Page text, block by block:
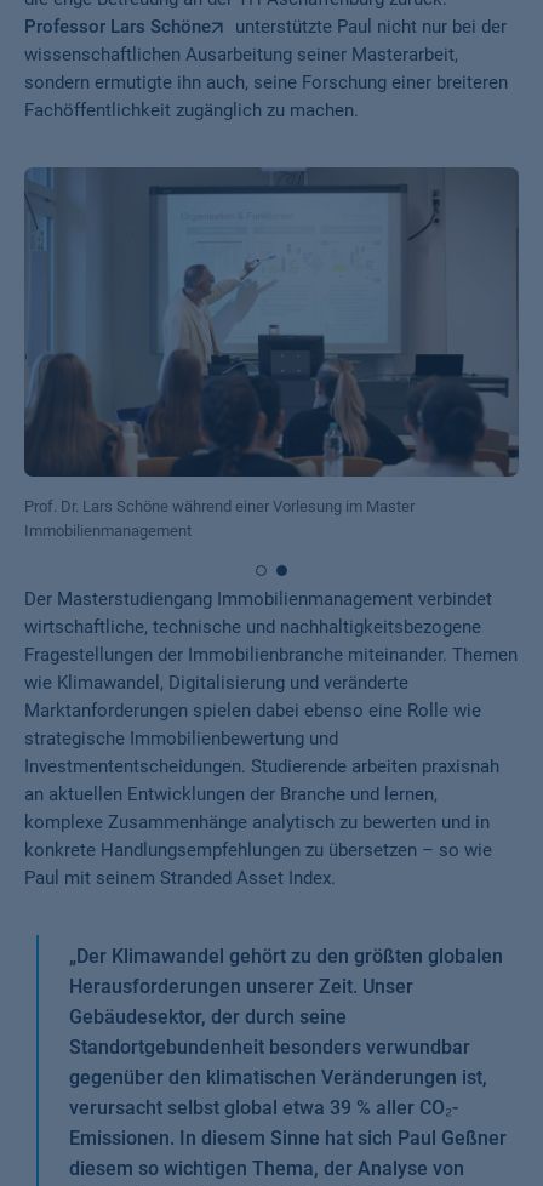
Professor Lars Schöne
unterstützte Paul nicht nur bei der
wissenschaftlichen Ausarbeitung seiner Masterarbeit,
sondern ermutigte ihn auch, seine Forschung einer breiteren
Fachöffentlichkeit zugänglich zu machen.
Prof. Dr. Lars Schöne während einer Vorlesung im Master
Immobilienmanagement
Der Masterstudiengang Immobilienmanagement verbindet
wirtschaftliche, technische und nachhaltigkeitsbezogene
Fragestellungen der Immobilienbranche miteinander. Themen
wie Klimawandel, Digitalisierung und veränderte
Marktanforderungen spielen dabei ebenso eine Rolle wie
strategische Immobilienbewertung und
Investmententscheidungen. Studierende arbeiten praxisnah
an aktuellen Entwicklungen der Branche und lernen,
komplexe Zusammenhänge analytisch zu bewerten und in
konkrete Handlungsempfehlungen zu übersetzen – so wie
Paul mit seinem Stranded Asset Index.
„Der Klimawandel gehört zu den größten globalen
Herausforderungen unserer Zeit. Unser
Gebäudesektor, der durch seine
Standortgebundenheit besonders verwundbar
gegenüber den klimatischen Veränderungen ist,
verursacht selbst global etwa 39 % aller CO₂-
Emissionen. In diesem Sinne hat sich Paul Geßner
diesem so wichtigen Thema, der Analyse von